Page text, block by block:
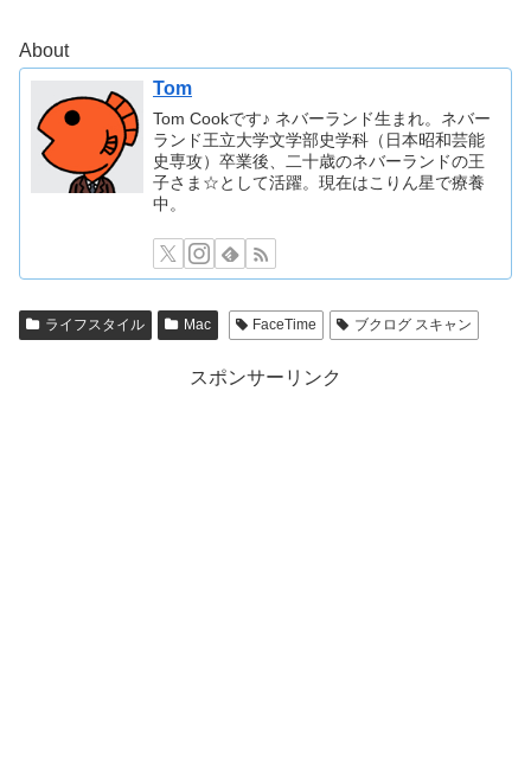
About
Tom
Tom Cookです♪ ネバーランド生まれ。ネバー
ランド王立大学文学部史学科（日本昭和芸能
史専攻）卒業後、二十歳のネバーランドの王
子さま☆として活躍。現在はこりん星で療養
中。
ライフスタイル Mac FaceTime ブクログ スキャン
スポンサーリンク